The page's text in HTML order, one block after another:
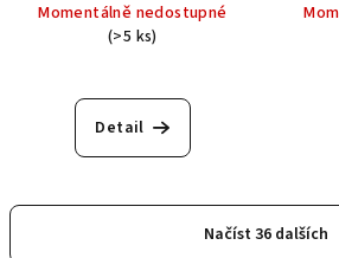
Momentálně nedostupné
(>5 ks)
Detail
Načíst 36 dalších